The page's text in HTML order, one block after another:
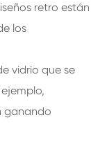
retro están
los
vidrio que se
ganando